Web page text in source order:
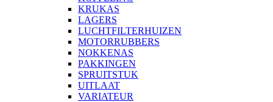
KRUKAS
LAGERS
LUCHTFILTERHUIZEN
MOTORRUBBERS
NOKKENAS
PAKKINGEN
SPRUITSTUK
UITLAAT
VARIATEUR